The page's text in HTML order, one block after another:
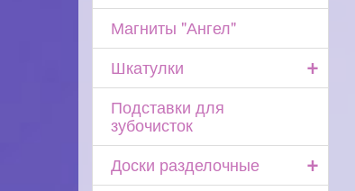
Магниты "Ангел"
+
Шкатулки
Подставки для
зубочисток
+
Доски разделочные